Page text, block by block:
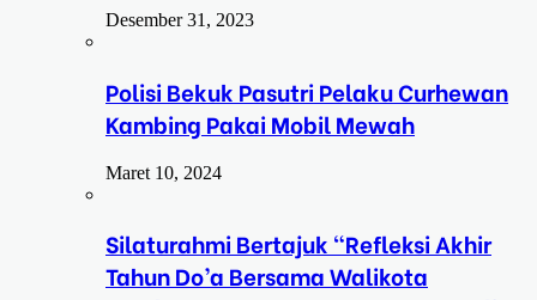
Desember 31, 2023
Polisi Bekuk Pasutri Pelaku Curhewan
Kambing Pakai Mobil Mewah
Maret 10, 2024
Silaturahmi Bertajuk “Refleksi Akhir
Tahun Do’a Bersama Walikota